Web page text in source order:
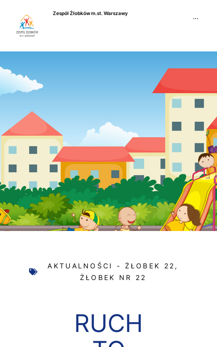
Zespół Żłobków m.st. Warszawy
···
AKTUALNOŚCI - ŻŁOBEK 22 ,
ŻŁOBEK NR 22
RUCH